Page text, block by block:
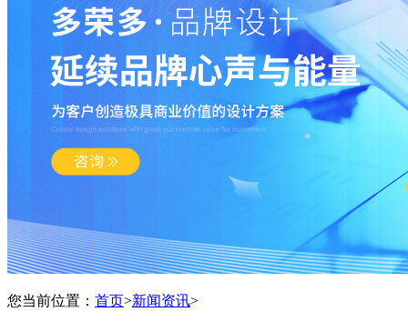
您当前位置： 首页>新闻资讯>